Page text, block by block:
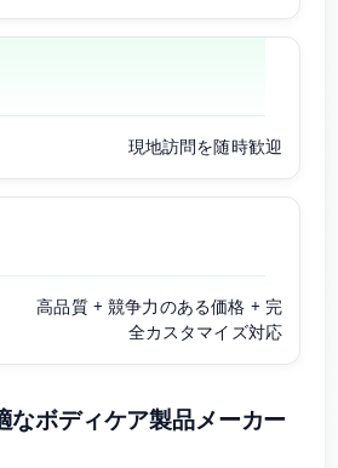
現地訪問を随時歓迎
高品質 + 競争力のある価格 + 完
全カスタマイズ対応
なボディケア製品メーカー